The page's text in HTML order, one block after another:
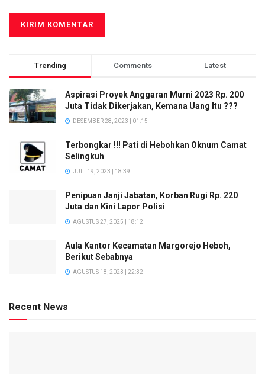
Trending Comments Latest
Aspirasi Proyek Anggaran Murni 2023 Rp. 200
Juta Tidak Dikerjakan, Kemana Uang Itu ???
DESEMBER 28, 2023 | 01:15
Terbongkar !!! Pati di Hebohkan Oknum Camat
Selingkuh
JULI 19, 2023 | 18:39
Penipuan Janji Jabatan, Korban Rugi Rp. 220
Juta dan Kini Lapor Polisi
AGUSTUS 27, 2025 | 18:12
Aula Kantor Kecamatan Margorejo Heboh,
Berikut Sebabnya
AGUSTUS 18, 2023 | 22:32
Recent News